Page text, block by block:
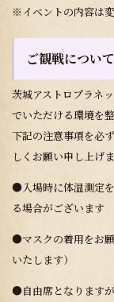
※イベントの内容は
ご観戦について
茨城アストロプラネ
でいただける環境を
下記の注意事項を必
しくお願い申し上げま
●入場時に体温測定
る場合がございます
●マスクの着用をお
いたします）
●自由席となります